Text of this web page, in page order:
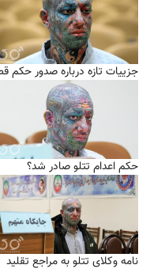
جزییات تازه درباره صدور حکم
حکم اعدام تتلو صادر شد؟
نامه وکلای تتلو به مراجع تقلید